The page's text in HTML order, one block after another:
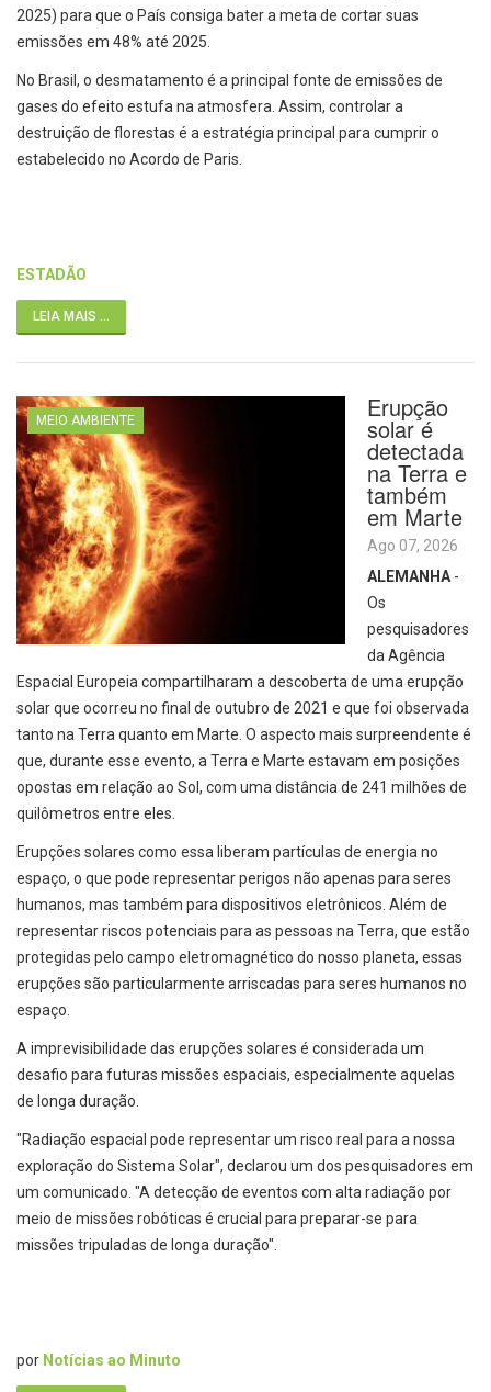
2025) para que o País consiga bater a meta de cortar suas
emissões em 48% até 2025.
No Brasil, o desmatamento é a principal fonte de emissões de
gases do efeito estufa na atmosfera. Assim, controlar a
destruição de florestas é a estratégia principal para cumprir o
estabelecido no Acordo de Paris.
ESTADÃO
LEIA MAIS ...
MEIO AMBIENTE Erupção
solar é
detectada
na Terra e
também
em Marte
Ago 07, 2026
ALEMANHA -
Os
pesquisadores
da Agência
Espacial Europeia compartilharam a descoberta de uma erupção
solar que ocorreu no final de outubro de 2021 e que foi observada
tanto na Terra quanto em Marte. O aspecto mais surpreendente é
que, durante esse evento, a Terra e Marte estavam em posições
opostas em relação ao Sol, com uma distância de 241 milhões de
quilômetros entre eles.
Erupções solares como essa liberam partículas de energia no
espaço, o que pode representar perigos não apenas para seres
humanos, mas também para dispositivos eletrônicos. Além de
representar riscos potenciais para as pessoas na Terra, que estão
protegidas pelo campo eletromagnético do nosso planeta, essas
erupções são particularmente arriscadas para seres humanos no
espaço.
A imprevisibilidade das erupções solares é considerada um
desafio para futuras missões espaciais, especialmente aquelas
de longa duração.
"Radiação espacial pode representar um risco real para a nossa
exploração do Sistema Solar", declarou um dos pesquisadores em
um comunicado. "A detecção de eventos com alta radiação por
meio de missões robóticas é crucial para preparar-se para
missões tripuladas de longa duração".
por Notícias ao Minuto